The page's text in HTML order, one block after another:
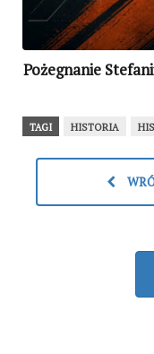
Pożegnanie
TAGI HISTORIA